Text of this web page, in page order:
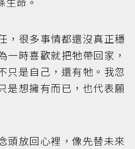
，很多事情都還沒真正穩
一時喜歡就把牠帶回家，
只是自己，還有牠。我忽
是想擁有而已，也代表願
頭放回心裡，像先替未來